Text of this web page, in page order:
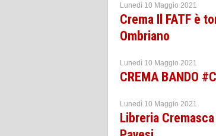
Lunedì 10 Maggio 2021
Crema Il FATF è
Ombriano
Lunedì 10 Maggio 2021
CREMA BANDO
Lunedì 10 Maggio 2021
Libreria